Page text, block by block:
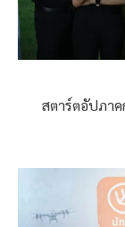
สตาร์ตอัปภาค